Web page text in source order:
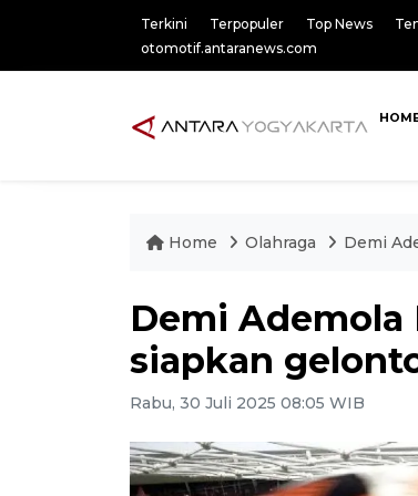
Terkini Terpopuler Top News
otomotif.antaranews.com
Home Olahraga Demi
Demi
siapkan
Rabu, 30 Juli 2025 08:05 WIB